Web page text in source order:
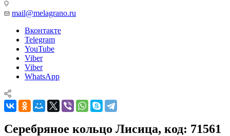
mail@melagrano.ru
Вконтакте
Telegram
YouTube
Viber
Viber
WhatsApp
Серебряное кольцо Лисица, код: 71561